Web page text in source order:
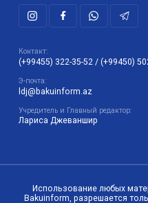
Контакт:
(+99455) 322-35-52/ (+99450)
Э-почта:
ldj@bakuinform.az
Учредитель и Главный редактор:
Лариса Джеваншир
Использование любых
Bakuinform, разрешается